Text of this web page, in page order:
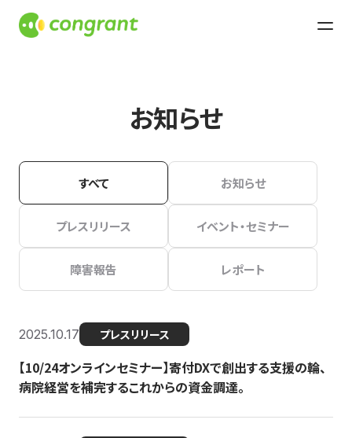
お知らせ
すべて お知らせ
プレスリリース イベント・セミナー
障害報告 レポート
2025.10.17 プレスリリース
【10/24オンラインセミナー】寄付DXで創出する支援の輪、
病院経営を補完するこれからの資金調達。